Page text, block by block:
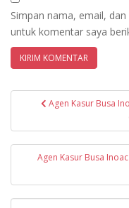
Simpan nama, email,
untuk komentar saya
Navigasi
Agen Kasur Busa
Agen Kasur Busa